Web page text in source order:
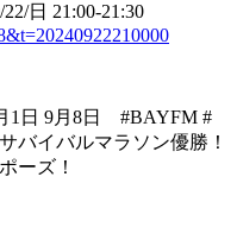
日 21:00-21:30
1日 9月8日 #BAYFM #
バイバルマラソン優勝！
ーズ！